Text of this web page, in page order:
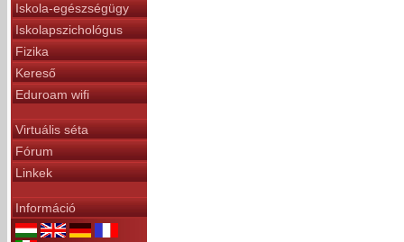
Iskola-egészségügy
Iskolapszichológus
Fizika
Kereső
Eduroam wifi
Virtuális séta
Fórum
Linkek
Információ